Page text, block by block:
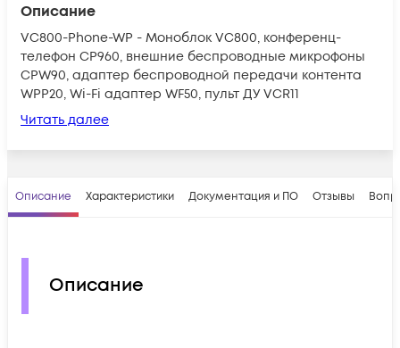
Описание
VC800-Phone-WP - Моноблок VC800, конференц-
телефон CP960, внешние беспроводные микрофоны
CPW90, адаптер беспроводной передачи контента
WPP20, Wi-Fi адаптер WF50, пульт ДУ VCR11
Читать далее
Описание Характеристики Документация и ПО Отзывы
Описание